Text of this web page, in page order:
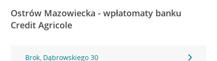
Ostrów Mazowiecka - wpłatomaty banku
Credit Agricole
Brok, Dąbrowskiego 30